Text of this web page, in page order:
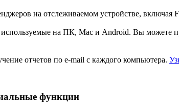
на отслеживаемом устройстве, включая
на ПК, Mac и Android. Вы можете
отчетов по e-mail с каждого компьютера.
функции